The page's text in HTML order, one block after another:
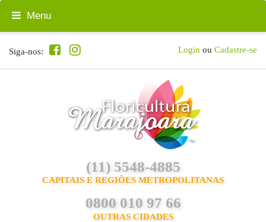
Siga-nos: Login ou Cadastre-se
(11) 5548-4885
CAPITAIS E REGIÕES METROPOLITANAS
0800 010 97 66
OUTRAS CIDADES
Menu